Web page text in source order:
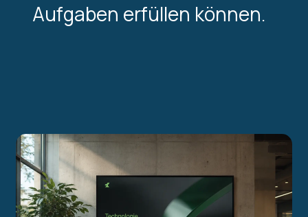
Aufgaben erfüllen können.